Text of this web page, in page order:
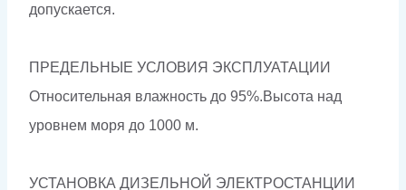
допускается.
ПРЕДЕЛЬНЫЕ УСЛОВИЯ ЭКСПЛУАТАЦИИ
Относительная влажность до 95%.Высота над
уровнем моря до 1000 м.
УСТАНОВКА ДИЗЕЛЬНОЙ ЭЛЕКТРОСТАНЦИИ